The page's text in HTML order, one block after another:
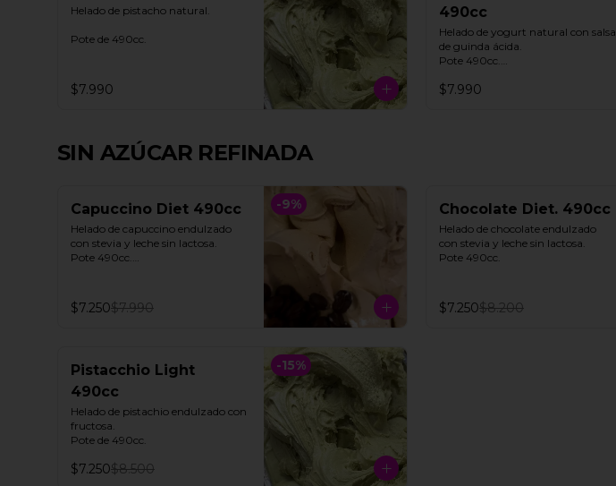
Helado de pistacho natural.
Pote de 490cc.
$7.990
490cc
Helado de yogurt natural con salsa
de guinda ácida.
Pote 490cc.
**FOTO REFERENCIAL**
$7.990
SIN AZÚCAR REFINADA
-9%
Capuccino Diet 490cc
Helado de capuccino endulzado
con stevia y leche sin lactosa.
Pote 490cc.
$7.250$7.990
Chocolate Diet. 490cc
Helado de chocolate endulzado
con stevia y leche sin lactosa.
Pote 490cc.
$7.250$8.200
-15%
Pistacchio Light
490cc
Helado de pistachio endulzado con
fructosa.
Pote de 490cc.
$7.250$8.500